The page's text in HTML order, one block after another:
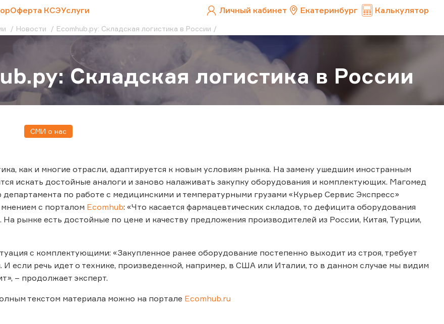
Оферта КСЭУслуги Личный кабинет Екатеринбург Калькулятор
Новости Ecomhub.ру: Складская логистика в России
Складская логистика в России
СМИ о нас
как и многие отрасли, адаптируется к новым условиям рынка. На замену ушедшим иностранным
искать достойные аналоги и заново налаживать закупку оборудования и комплектующих. Магомед
по работе с медицинскими и температурными грузами «Курьер Сервис Экспресс»
с порталом Ecomhub: «Что касается фармацевтических складов, то дефицита оборудования
рынке есть достойные по цене и качеству предложения производителей из России, Китая, Турции,
с комплектующими: «Закупленное ранее оборудование постепенно выходит из строя, требует
И если речь идет о технике, произведенной, например, в США или Италии, то в данном случае мы видим
– продолжает эксперт.
текстом материала можно на портале Ecomhub.ru